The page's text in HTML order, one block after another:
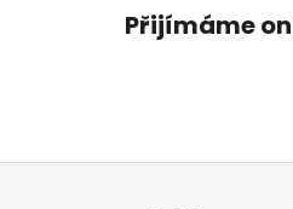
Přijímáme
Z